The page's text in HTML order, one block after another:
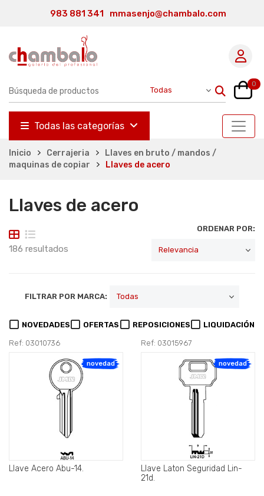
983 881 341 mmasenjo@chambalo.com
0
Todas las categorías
Inicio Cerrajeria
Llaves en bruto / mandos /
maquinas de copiar
Llaves de acero
Llaves de acero
186 resultados
ORDENAR POR:
FILTRAR POR MARCA:
NOVEDADES OFERTAS REPOSICIONES LIQUIDACIÓN
Ref: 03010736
novedad
Llave Acero Abu-14.
Ref: 03015967
novedad
Llave Laton Seguridad Lin-
21d.